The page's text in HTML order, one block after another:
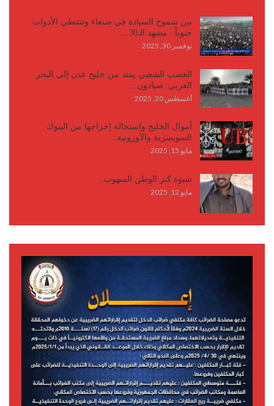
بين شموخ السيادة في صنعاء وتشظي الأدوات
جنوباً.. مشهد الـ30…
نوفمبر 30, 2025
الغضب الشعبي يمتد من خليج عدن إلى البحر
العربي: صيادون…
أغسطس 20, 2025
أموال الخليج واستحالة إخراجها من البنوك
السويسرية والأوروبية…
مايو 15, 2025
شبوة كنز الوطن المنهوب..
مايو 12, 2025